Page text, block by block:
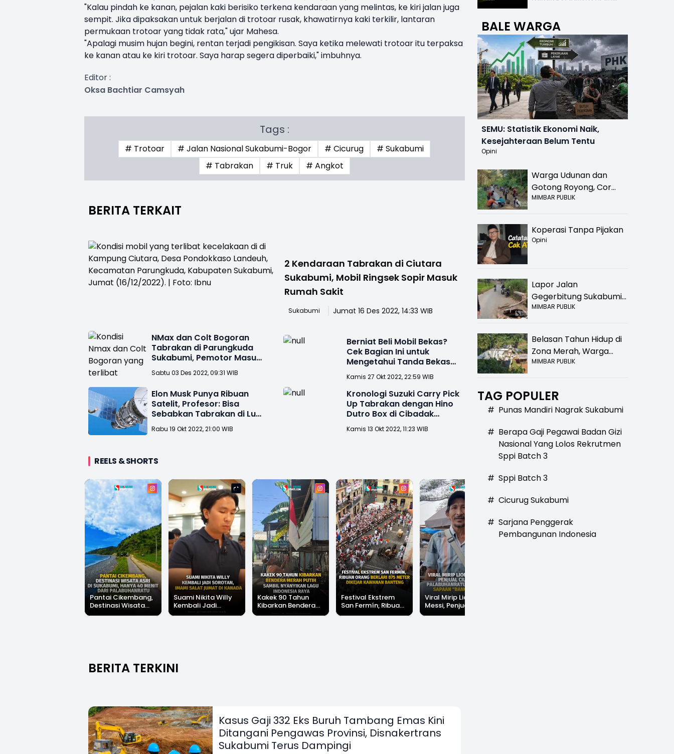
"Kalau pindah ke kanan, pejalan kaki berisiko terkena kendaraan yang melintas, ke kiri jalan juga
sempit. Jika dipaksakan untuk berjalan di trotoar rusak, khawatirnya kaki terkilir, lantaran
permukaan trotoar yang tidak rata," ujar Mahesa.
"Apalagi musim hujan begini, rentan terjadi pengikisan. Saya ketika melewati trotoar itu terpaksa
ke kanan atau ke kiri trotoar. Saya harap segera diperbaiki," imbuhnya.
Editor :
Oksa Bachtiar Camsyah
Tags :
# Trotoar # Jalan Nasional Sukabumi-Bogor # Cicurug
# Sukabumi
# Tabrakan
# Truk # Angkot
BERITA TERKAIT
2 Kendaraan Tabrakan di Ciutara
Sukabumi, Mobil Ringsek Sopir Masuk
Rumah Sakit
Sukabumi Jumat 16 Des 2022, 14:33 WIB
NMax dan Colt Bogoran
Tabrakan di Parungkuda
Sukabumi, Pemotor Masuk
RS
Sabtu 03 Des 2022, 09:31 WIB
Berniat Beli Mobil Bekas?
Cek Bagian Ini untuk
Mengetahui Tanda Bekas
Tabrakan
Kamis 27 Okt 2022, 22:59 WIB
Elon Musk Punya Ribuan
Satelit, Profesor: Bisa
Sebabkan Tabrakan di Luar
Angkasa
Rabu 19 Okt 2022, 21:00 WIB
Kronologi Suzuki Carry Pick
Up Tabrakan dengan Hino
Dutro Box di Cibadak
Sukabumi
Kamis 13 Okt 2022, 11:23 WIB
REELS & SHORTS
Pantai Cikembang,
Destinasi Wisata
Suami Nikita Willy
Kembali Jadi
Sorotan, Imami
Kakek 90 Tahun
Kibarkan Bendera
Festival Ekstrem
San Fermín, Ribuan
Viral Mirip Lionel
Messi, Penjual Cilok
BERITA TERKINI
Kasus Gaji 332 Eks Buruh Tambang Emas Kini
Ditangani Pengawas Provinsi, Disnakertrans
Sukabumi Terus Dampingi
BALE WARGA
SEMU: Statistik Ekonomi Naik,
Kesejahteraan Belum Tentu
Opini
Warga Udunan dan
Gotong Royong, Cor
Jalan Hancur di
MIMBAR PUBLIK
Koperasi Tanpa Pijakan
Opini
Lapor Jalan
Gegerbitung Sukabumi
Bolong! Bahaya Bagi
MIMBAR PUBLIK
Belasan Tahun Hidup di
Zona Merah, Warga
Kampung Nangewer
Relokasi
MIMBAR PUBLIK
TAG POPULER
# Punas Mandiri Nagrak Sukabumi
# Berapa Gaji Pegawai Badan Gizi
Nasional Yang Lolos Rekrutmen
Sppi Batch 3
# Sppi Batch 3
# Cicurug Sukabumi
# Sarjana Penggerak
Pembangunan Indonesia